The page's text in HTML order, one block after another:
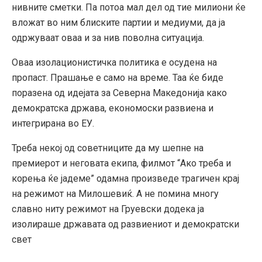
нивните сметки. Па потоа мал дел од тие милиони ќе
вложат во ним блиските партии и медиуми, да ја
одржуваат оваа и за нив поволна ситуација.
Оваа изолационистичка политика е осудена на
пропаст. Прашање е само на време. Таа ќе биде
поразена од идејата за Северна Македонија како
демократска држава, економоски развиена и
интегрирана во ЕУ.
Треба некој од советниците да му шепне на
премиерот и неговата екипа, филмот “Ако треба и
корења ќе јадеме” одамна произведе трагичен крај
на режимот на Милошевиќ. А не помина многу
славно ниту режимот на Груевски додека ја
изолираше државата од развиениот и демократски
свет